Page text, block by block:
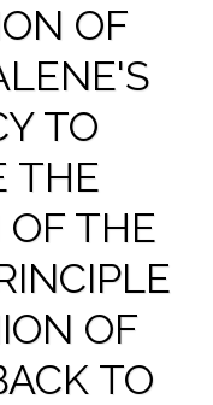
OF
TO
THE
THE
OF
TO